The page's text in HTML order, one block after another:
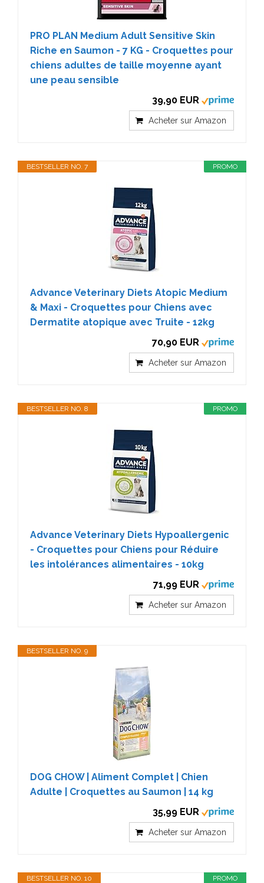
PRO PLAN Medium Adult Sensitive Skin
Riche en Saumon - 7 KG - Croquettes pour
chiens adultes de taille moyenne ayant
une peau sensible
39,90 EUR
Acheter sur Amazon
PROMO
BESTSELLER NO. 7
Advance Veterinary Diets Atopic Medium
& Maxi - Croquettes pour Chiens avec
Dermatite atopique avec Truite - 12kg
70,90 EUR
Acheter sur Amazon
PROMO
BESTSELLER NO. 8
Advance Veterinary Diets Hypoallergenic
- Croquettes pour Chiens pour Réduire
les intolérances alimentaires - 10kg
71,99 EUR
Acheter sur Amazon
BESTSELLER NO. 9
DOG CHOW | Aliment Complet | Chien
Adulte | Croquettes au Saumon | 14 kg
35,99 EUR
Acheter sur Amazon
PROMO
BESTSELLER NO. 10